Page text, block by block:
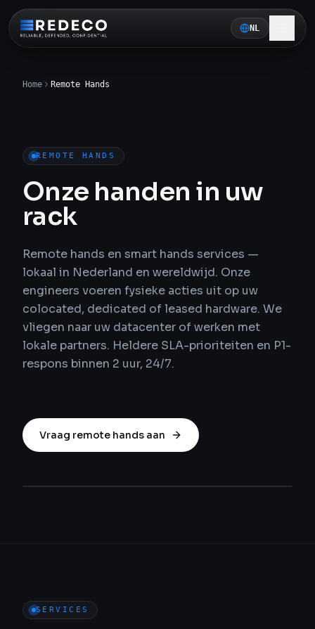
NL
Home Remote Hands
REMOTE HANDS
Onze handen in uw
rack
Remote hands en smart hands services —
lokaal in Nederland en wereldwijd. Onze
engineers voeren fysieke acties uit op uw
colocated, dedicated of leased hardware. We
vliegen naar uw datacenter of werken met
lokale partners. Heldere SLA-prioriteiten en P1-
respons binnen 2 uur, 24/7.
Vraag remote hands aan
SERVICES